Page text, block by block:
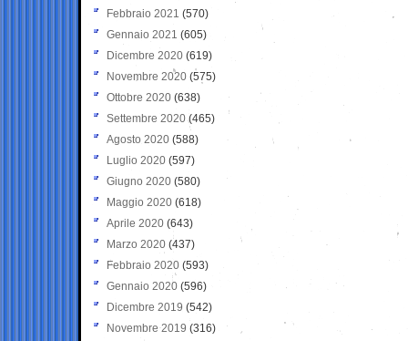
Febbraio 2021 (570)
Gennaio 2021 (605)
Dicembre 2020 (619)
Novembre 2020 (575)
Ottobre 2020 (638)
Settembre 2020(465)
Agosto 2020 (588)
Luglio 2020 (597)
Giugno 2020 (580)
Maggio 2020 (618)
Aprile 2020 (643)
Marzo 2020 (437)
Febbraio 2020 (593)
Gennaio 2020 (596)
Dicembre 2019 (542)
Novembre 2019 (316)